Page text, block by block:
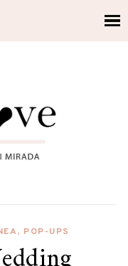
, POP-UPS